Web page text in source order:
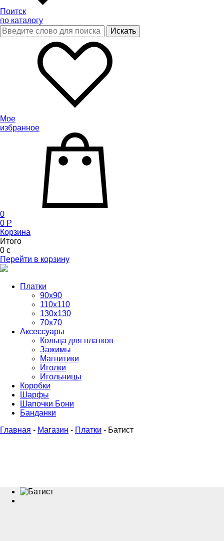
Поитск
по каталогу
Мое
избранное
0
0 P
Корзина
Итого
0 c
Перейти в корзину
Платки
90x90
110x110
130x130
70х70
Аксессуары
Кольца для платков
Зажимы
Магнитики
Иголки
Игольницы
Коробки
Шарфы
Шапочки Бони
Банданки
Главная - Магазин - Платки - Батист